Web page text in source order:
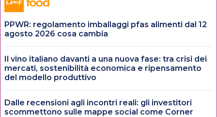
PPWR: regolamento imballaggi pfas alimenti dal 12
agosto 2026 cosa cambia
Il vino italiano davanti a una nuova fase: tra crisi dei
mercati, sostenibilità economica e ripensamento
del modello produttivo
Dalle recensioni agli incontri reali: gli investitori
scommettono sulle mappe social come Corner